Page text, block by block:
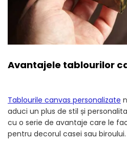
Avantajele tablourilor
Tablourile canvas personalizate
aduci un plus de stil și
cu o serie de avantaje care le
pentru decorul casei sau biroului.